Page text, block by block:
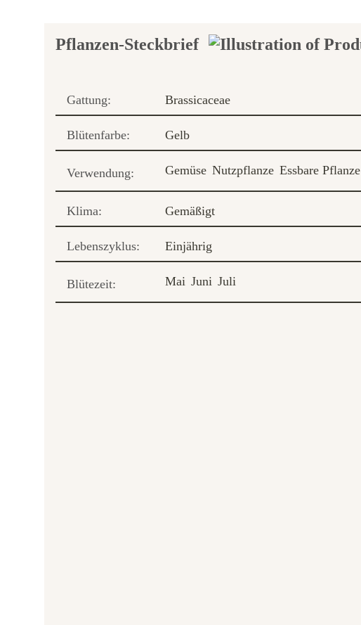
Pflanzen-Steckbrief
Gattung: Brassicaceae
Blütenfarbe: Gelb
Verwendung: Gemüse Nutzpflanze Essbare Pflanze
Klima: Gemäßigt
Lebenszyklus: Einjährig
Blütezeit: Mai Juni Juli